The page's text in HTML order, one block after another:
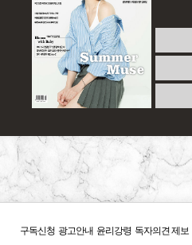
구독신청 광고안내 윤리강령 독자의견 제보